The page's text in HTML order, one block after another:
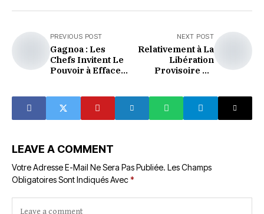
PREVIOUS POST
Gagnoa : Les
Chefs Invitent Le
Pouvoir à Effacer
NEXT POST
Relativement à La
Libération
Provisoire De
LEAVE A COMMENT
Votre Adresse E-Mail Ne Sera Pas Publiée. Les Champs
Obligatoires Sont Indiqués Avec*